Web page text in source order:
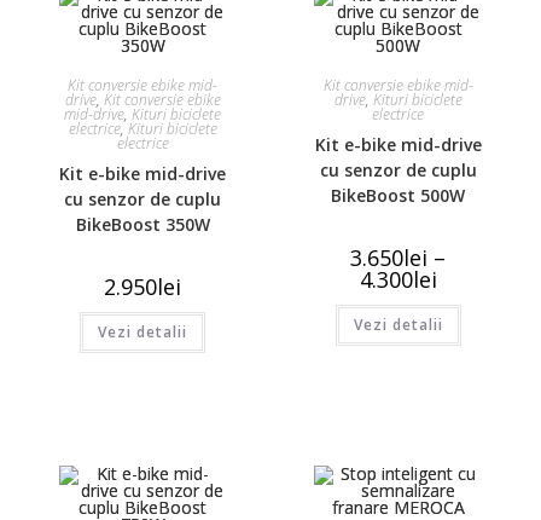
Kit conversie ebike mid-
drive, Kit conversie ebike
mid-drive,Kituri biciclete
electrice,Kituri biciclete
electrice
Kit e-bike mid-drive
cu senzor de cuplu
BikeBoost 350W
2.950lei
Vezi detalii
Kit conversie ebike mid-
drive, Kituri biciclete
electrice
Kit e-bike mid-drive
cu senzor de cuplu
BikeBoost 500W
3.650lei –
4.300lei
Vezi detalii